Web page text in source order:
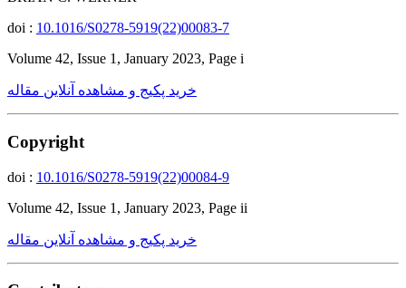
doi : 10.1016/S0278-5919(22)00083-7
Volume 42, Issue 1, January 2023, Page i
خرید پکیج و مشاهده آنلاین مقاله
Copyright
doi : 10.1016/S0278-5919(22)00084-9
Volume 42, Issue 1, January 2023, Page ii
خرید پکیج و مشاهده آنلاین مقاله